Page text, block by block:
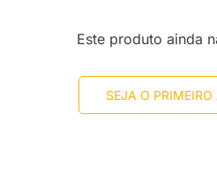
Este produto ainda
SEJA O PRIMEIRO